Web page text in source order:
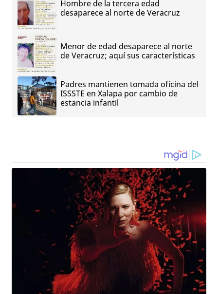
Hombre de la tercera edad
desaparece al norte de Veracruz
Menor de edad desaparece al norte
de Veracruz; aquí sus características
Padres mantienen tomada oficina del
ISSSTE en Xalapa por cambio de
estancia infantil